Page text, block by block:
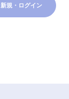
新規・ログイン